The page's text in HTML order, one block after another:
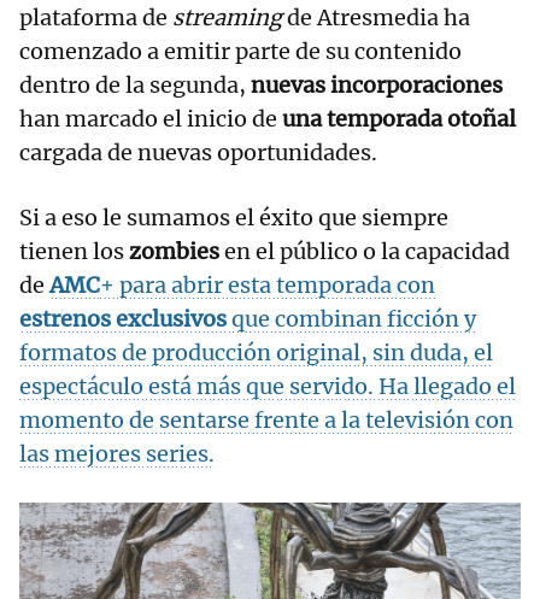
plataforma de streamingde Atresmedia ha
comenzado a emitir parte de su contenido
dentro de la segunda, nuevas incorporaciones
han marcado el inicio de una temporada otoñal
cargada de nuevas oportunidades.
Si a eso le sumamos el éxito que siempre
tienen loszombiesen el público o la capacidad
deAMC+ para abrir esta temporada con
estrenos exclusivosque combinan ficción y
formatos de producción original, sin duda, el
espectáculo está más que servido. Ha llegado el
momento de sentarse frente a la televisión con
las mejores series.